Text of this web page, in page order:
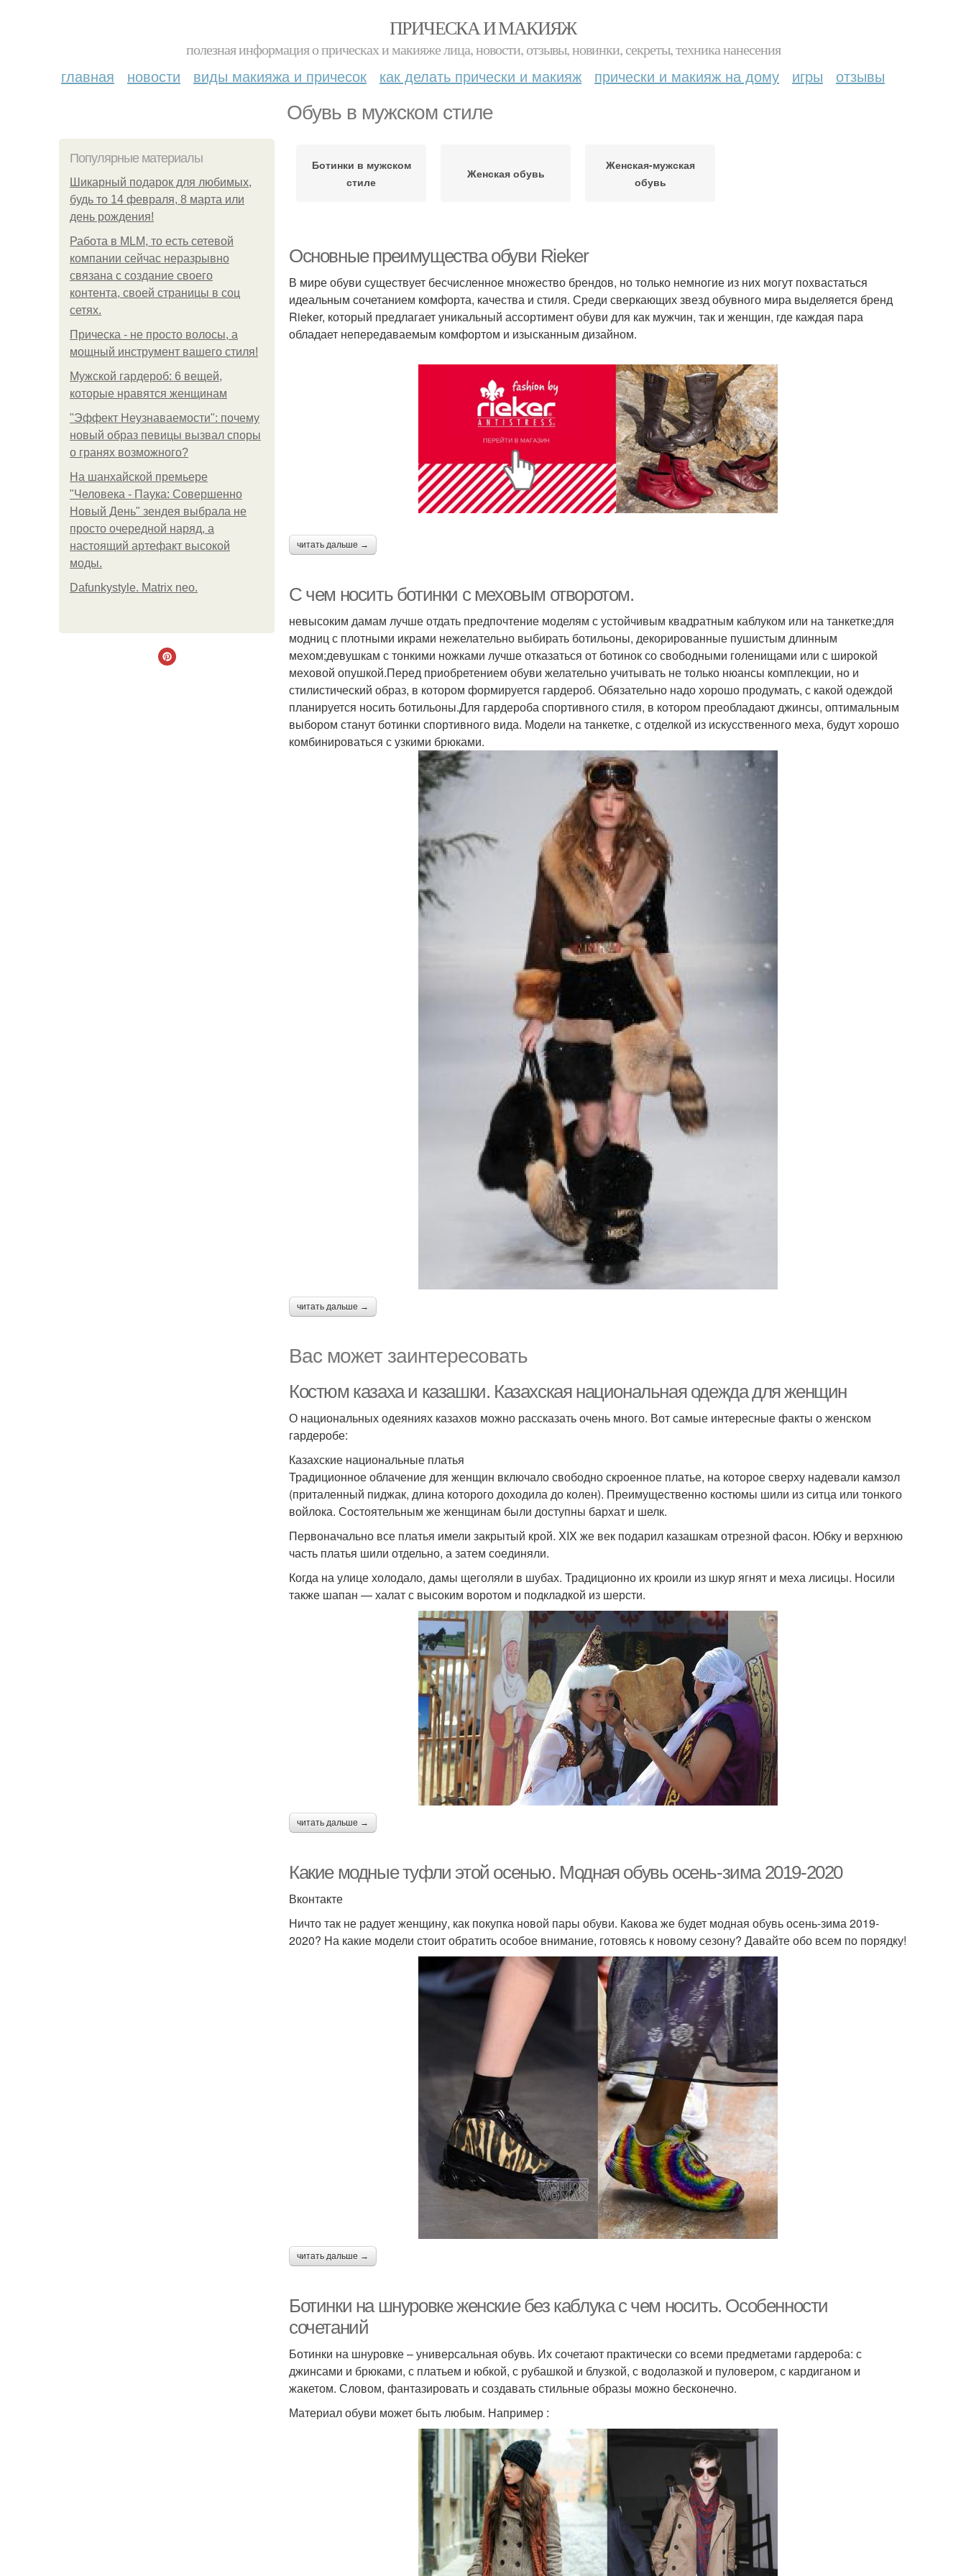
ПРИЧЕСКА И МАКИЯЖ
полезная информация о прическах и макияже лица, новости, отзывы, новинки, секреты, техника нанесения
главная новости виды макияжа и причесок как делать прически и макияж прически и макияж на дому игры отзывы
Обувь в мужском стиле
Популярные материалы
Шикарный подарок для любимых,
будь то 14 февраля, 8 марта или
день рождения!
Работа в MLM, то есть сетевой
компании сейчас неразрывно
связана с создание своего
контента, своей страницы в соц
сетях.
Прическа - не просто волосы, а
мощный инструмент вашего стиля!
Мужской гардероб: 6 вещей,
которые нравятся женщинам
"Эффект Неузнаваемости": почему
новый образ певицы вызвал споры
о гранях возможного?
На шанхайской премьере
"Человека - Паука: Совершенно
Новый День" зендея выбрала не
просто очередной наряд, а
настоящий артефакт высокой
моды.
Dafunkystyle. Matrix neo.
Ботинки в мужском
стиле
Женская обувь
Женская-мужская
обувь
Основные преимущества обуви Rieker
В мире обуви существует бесчисленное множество брендов, но только немногие из них могут похвастаться
идеальным сочетанием комфорта, качества и стиля. Среди сверкающих звезд обувного мира выделяется бренд
Rieker, который предлагает уникальный ассортимент обуви для как мужчин, так и женщин, где каждая пара
обладает непередаваемым комфортом и изысканным дизайном.
читать дальше →
С чем носить ботинки с меховым отворотом.
невысоким дамам лучше отдать предпочтение моделям с устойчивым квадратным каблуком или на танкетке;для
модниц с плотными икрами нежелательно выбирать ботильоны, декорированные пушистым длинным
мехом;девушкам с тонкими ножками лучше отказаться от ботинок со свободными голенищами или с широкой
меховой опушкой.Перед приобретением обуви желательно учитывать не только нюансы комплекции, но и
стилистический образ, в котором формируется гардероб. Обязательно надо хорошо продумать, с какой одеждой
планируется носить ботильоны.Для гардероба спортивного стиля, в котором преобладают джинсы, оптимальным
выбором станут ботинки спортивного вида. Модели на танкетке, с отделкой из искусственного меха, будут хорошо
комбинироваться с узкими брюками.
читать дальше →
Вас может заинтересовать
Костюм казаха и казашки. Казахская национальная одежда для женщин
О национальных одеяниях казахов можно рассказать очень много. Вот самые интересные факты о женском
гардеробе:
Казахские национальные платья
Традиционное облачение для женщин включало свободно скроенное платье, на которое сверху надевали камзол
(приталенный пиджак, длина которого доходила до колен). Преимущественно костюмы шили из ситца или тонкого
войлока. Состоятельным же женщинам были доступны бархат и шелк.
Первоначально все платья имели закрытый крой. XIX же век подарил казашкам отрезной фасон. Юбку и верхнюю
часть платья шили отдельно, а затем соединяли.
Когда на улице холодало, дамы щеголяли в шубах. Традиционно их кроили из шкур ягнят и меха лисицы. Носили
также шапан — халат с высоким воротом и подкладкой из шерсти.
читать дальше →
Какие модные туфли этой осенью. Модная обувь осень-зима 2019-2020
Вконтакте
Ничто так не радует женщину, как покупка новой пары обуви. Какова же будет модная обувь осень-зима 2019-
2020? На какие модели стоит обратить особое внимание, готовясь к новому сезону? Давайте обо всем по порядку!
читать дальше →
Ботинки на шнуровке женские без каблука с чем носить. Особенности
сочетаний
Ботинки на шнуровке – универсальная обувь. Их сочетают практически со всеми предметами гардероба: с
джинсами и брюками, с платьем и юбкой, с рубашкой и блузкой, с водолазкой и пуловером, с кардиганом и
жакетом. Словом, фантазировать и создавать стильные образы можно бесконечно.
Материал обуви может быть любым. Например :